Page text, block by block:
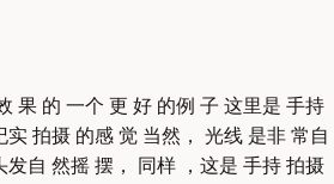
果 的 一个 更 好 的例 子 这里是 手持
拍摄 的感 觉 当然， 光线 是非 常自
自 然摇 摆， 同样 ，这是 手持 拍摄